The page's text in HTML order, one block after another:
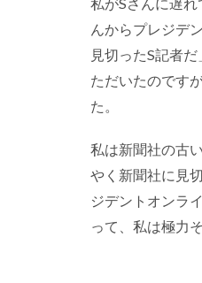
私がSさんに遅
んからプレジデ
見切ったS記者
ただいたのです
た。
私は新聞社の古
やく新聞社に見
ジデントオンラ
って、私は極力